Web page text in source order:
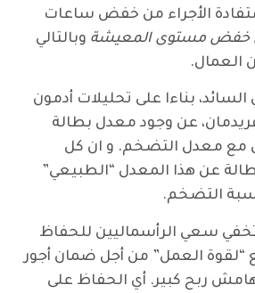
الأجراء من خفض ساعات
خفض مستوى المعيشة وبالتالي
العمال.
السائد، بناءا على تحليلات أدمون
عن وجود معدل بطالة
مع معدل التضخم. و ان كل
عن هذا المعدل “الطبيعي”
التضخم.
سعي الرأسماليين للحفاظ
“لقوة العمل” من أجل ضمان أجور
ربح كبير. أي الحفاظ على